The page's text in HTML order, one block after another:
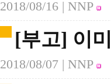
2018/08/16 | NNP
[부고] 이
2018/08/07 | NNP